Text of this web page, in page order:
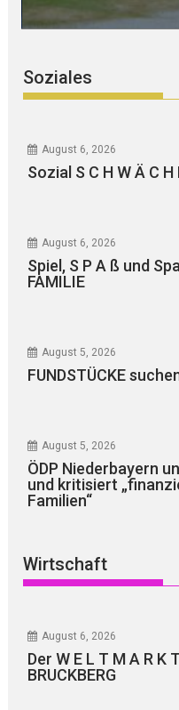
Soziales
August 6, 2026
Sozial S C H W Ä C
August 6, 2026
Spiel, S P A ß und
FAMILIE
August 5, 2026
FUNDSTÜCKE
August 5, 2026
ÖDP Niederbayern
und kritisiert
Familien“
Wirtschaft
August 6, 2026
Der W E L T M A R K
BRUCKBERG